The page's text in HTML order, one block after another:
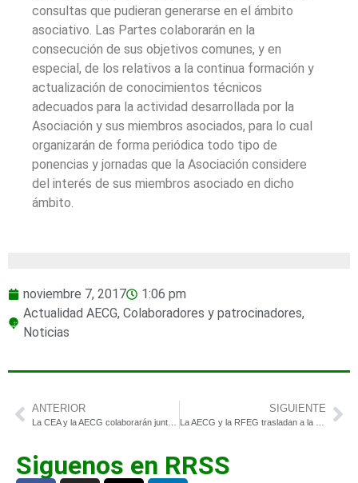
consultas que pudieran generarse en el ámbito
asociativo. Las Partes colaborarán en la
consecución de sus objetivos comunes, y en
especial, de los relativos a la continua formación y
actualización de conocimientos técnicos
adecuados para la actividad desarrollada por la
Asociación y sus miembros asociados, para lo cual
organizarán de forma periódica todo tipo de
ponencias y jornadas que la Asociación considere
del interés de sus miembros asociado en dicho
ámbito.
noviembre 7, 2017
1:06 pm
Actualidad AECG, Colaboradores y patrocinadores,
Noticias
ANTERIOR SIGUIENTE
Siguenos en RRSS